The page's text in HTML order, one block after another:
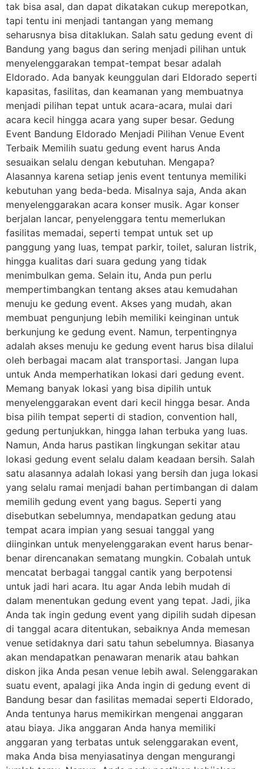
tak bisa asal, dan dapat dikatakan cukup merepotkan,
tapi tentu ini menjadi tantangan yang memang
seharusnya bisa ditaklukan. Salah satu gedung event di
Bandung yang bagus dan sering menjadi pilihan untuk
menyelenggarakan tempat-tempat besar adalah
Eldorado. Ada banyak keunggulan dari Eldorado seperti
kapasitas, fasilitas, dan keamanan yang membuatnya
menjadi pilihan tepat untuk acara-acara, mulai dari
acara kecil hingga acara yang super besar. Gedung
Event Bandung Eldorado Menjadi Pilihan Venue Event
Terbaik Memilih suatu gedung event harus Anda
sesuaikan selalu dengan kebutuhan. Mengapa?
Alasannya karena setiap jenis event tentunya memiliki
kebutuhan yang beda-beda. Misalnya saja, Anda akan
menyelenggarakan acara konser musik. Agar konser
berjalan lancar, penyelenggara tentu memerlukan
fasilitas memadai, seperti tempat untuk set up
panggung yang luas, tempat parkir, toilet, saluran listrik,
hingga kualitas dari suara gedung yang tidak
menimbulkan gema. Selain itu, Anda pun perlu
mempertimbangkan tentang akses atau kemudahan
menuju ke gedung event. Akses yang mudah, akan
membuat pengunjung lebih memiliki keinginan untuk
berkunjung ke gedung event. Namun, terpentingnya
adalah akses menuju ke gedung event harus bisa dilalui
oleh berbagai macam alat transportasi. Jangan lupa
untuk Anda memperhatikan lokasi dari gedung event.
Memang banyak lokasi yang bisa dipilih untuk
menyelenggarakan event dari kecil hingga besar. Anda
bisa pilih tempat seperti di stadion, convention hall,
gedung pertunjukkan, hingga lahan terbuka yang luas.
Namun, Anda harus pastikan lingkungan sekitar atau
lokasi gedung event selalu dalam keadaan bersih. Salah
satu alasannya adalah lokasi yang bersih dan juga lokasi
yang selalu ramai menjadi bahan pertimbangan di dalam
memilih gedung event yang bagus. Seperti yang
disebutkan sebelumnya, mendapatkan gedung atau
tempat acara impian yang sesuai tanggal yang
diinginkan untuk menyelenggarakan event harus benar-
benar direncanakan sematang mungkin. Cobalah untuk
mencatat berbagai tanggal cantik yang berpotensi
untuk jadi hari acara. Itu agar Anda lebih mudah di
dalam menentukan gedung event yang tepat. Jadi, jika
Anda tak ingin gedung event yang dipilih sudah dipesan
di tanggal acara ditentukan, sebaiknya Anda memesan
venue setidaknya dari satu tahun sebelumnya. Biasanya
akan mendapatkan penawaran menarik atau bahkan
diskon jika Anda pesan venue lebih awal. Selenggarakan
suatu event, apalagi jika Anda ingin di gedung event di
Bandung besar dan fasilitas memadai seperti Eldorado,
Anda tentunya harus memikirkan mengenai anggaran
atau biaya. Jika anggaran Anda hanya memiliki
anggaran yang terbatas untuk selenggarakan event,
maka Anda bisa menyiasatinya dengan mengurangi